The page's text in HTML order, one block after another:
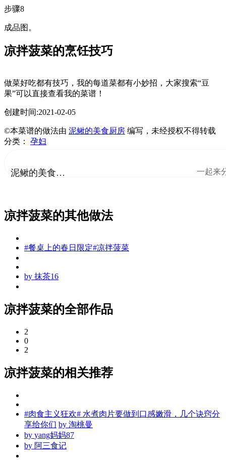
步骤8
成品图。
凉拌菠菜的烹饪技巧
做菜好吃都有技巧，我的每道菜都有小妙招，大家搜索“豆
果”可以直接查看我的菜谱！
创建时间:2021-02-05
©本菜谱的做法由 泥鳅的美食厨房 编写，未经授权不得转载
分类： 孕妇
泥鳅的美食厨房 一起来
凉拌菠菜的其他做法
#餐桌上的春日限定#凉拌菠菜
by 抹茶16
凉拌菠菜的全部作品
2
0
2
凉拌菠菜的相关推荐
#肉食主义狂欢# 水煮肉片要做到口感嫩滑，几个诀窍分
享给你们 by 淘桃曼
by yang妈妈87
by 阿三食记